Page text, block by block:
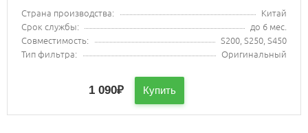
Страна производства:
Китай
Срок службы:
до 6 мес.
Совместимость:
S200, S250, S450
Тип фильтра:
Оригинальный
1 090₽ Купить